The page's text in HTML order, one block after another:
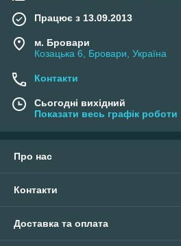
Працює з 13.09.2013
м. Бровари
Козацька 6, Бровари, Україна
Контакти
Сьогодні вихідний
Показати весь графік роботи
Про нас
Контакти
Доставка та оплата